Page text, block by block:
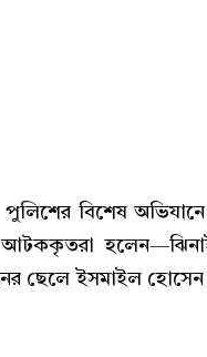
পুলিশের বিশেষ
ছেলে ইসমাইল